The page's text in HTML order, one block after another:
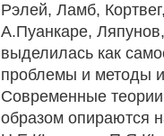
Рэлей, Ламб,
А.Пуанкаре,
выделилась как
проблемы и методы
Современные
образом опираются